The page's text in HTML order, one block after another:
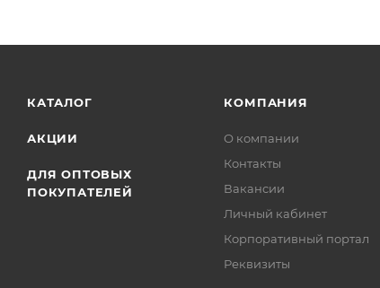
КАТАЛОГ
АКЦИИ
ДЛЯ ОПТОВЫХ
ПОКУПАТЕЛЕЙ
КОМПАНИЯ
О компании
Контакты
Вакансии
Личный кабинет
Корпоративный портал
Реквизиты